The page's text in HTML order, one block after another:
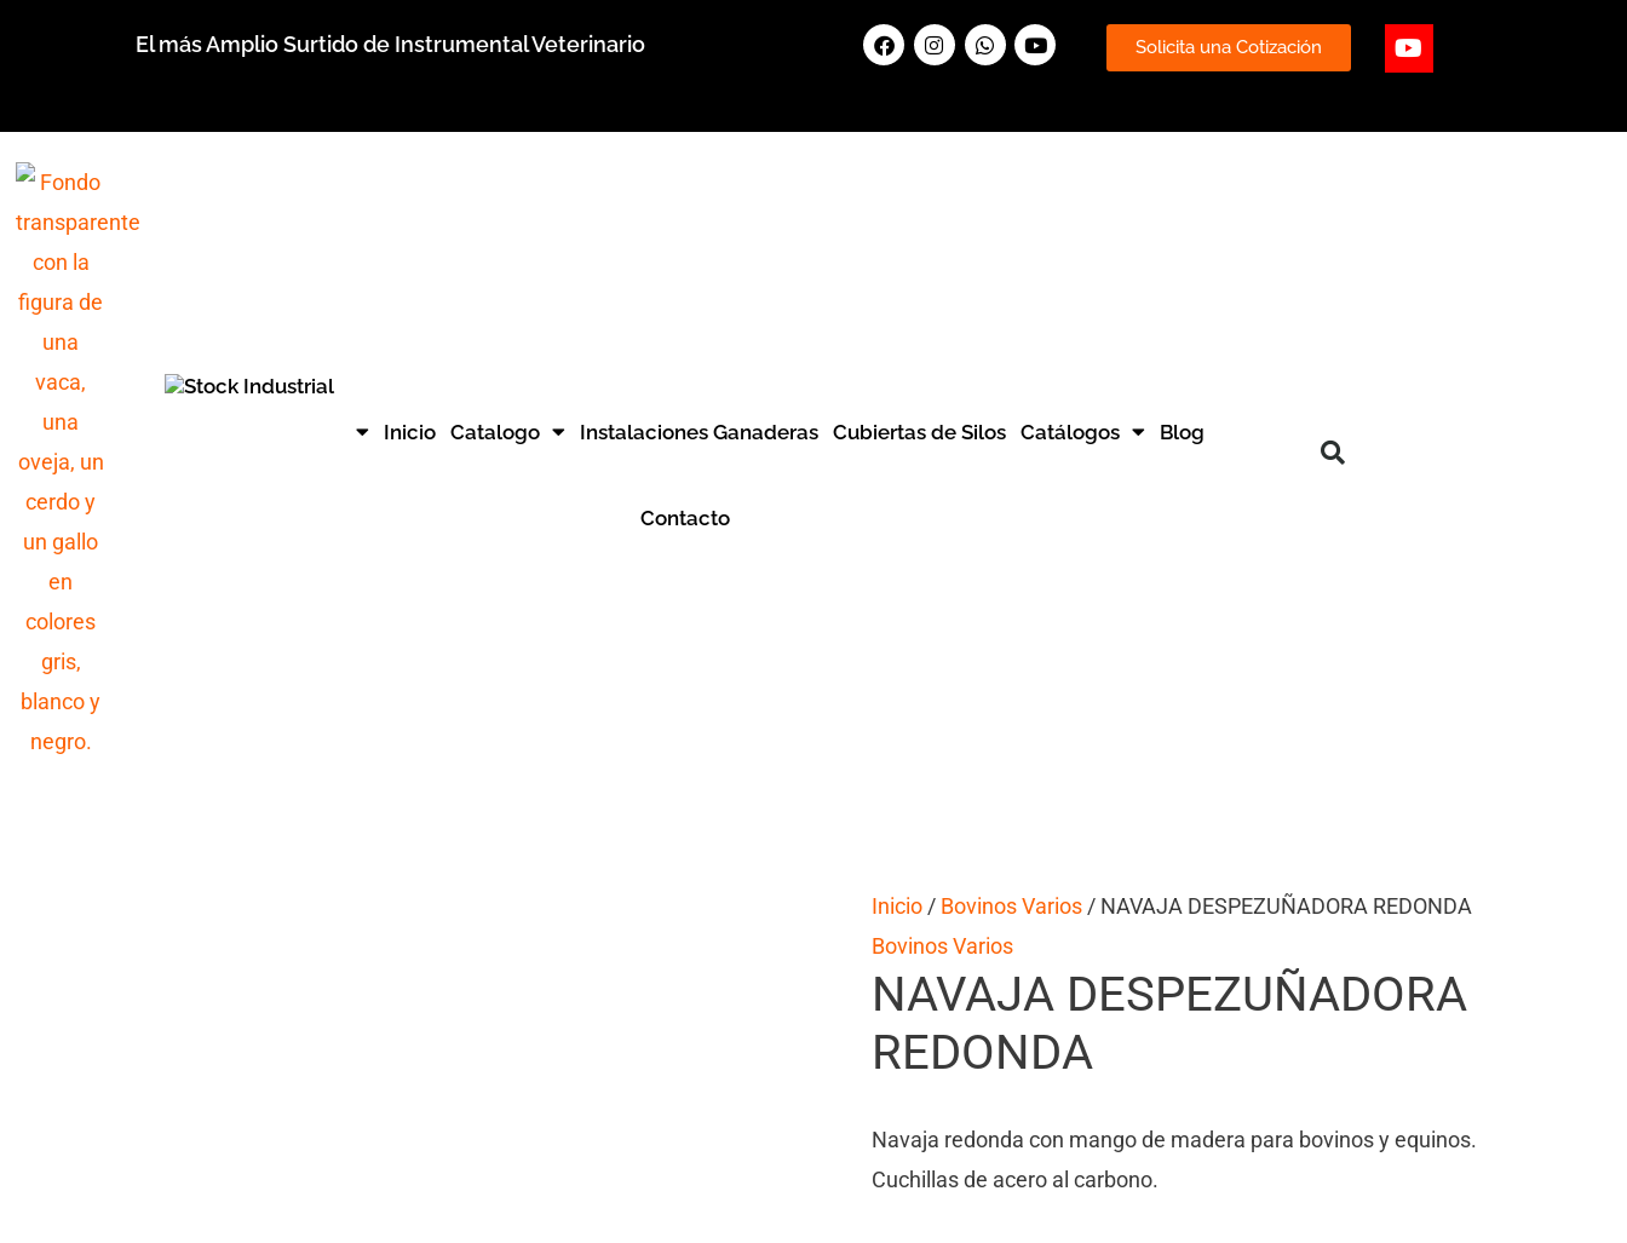
El más Amplio Surtido de Instrumental Veterinario FacebookInstagram
WhatsappYoutube
Solicita una Cotización Youtube
Inicio Catalogo Instalaciones Ganaderas Cubiertas de Silos Catálogos Blog
Contacto
Inicio / Bovinos Varios / NAVAJA DESPEZUÑADORA REDONDA
Bovinos Varios
NAVAJA DESPEZUÑADORA
REDONDA
Navaja redonda con mango de madera para bovinos y equinos.
Cuchillas de acero al carbono.